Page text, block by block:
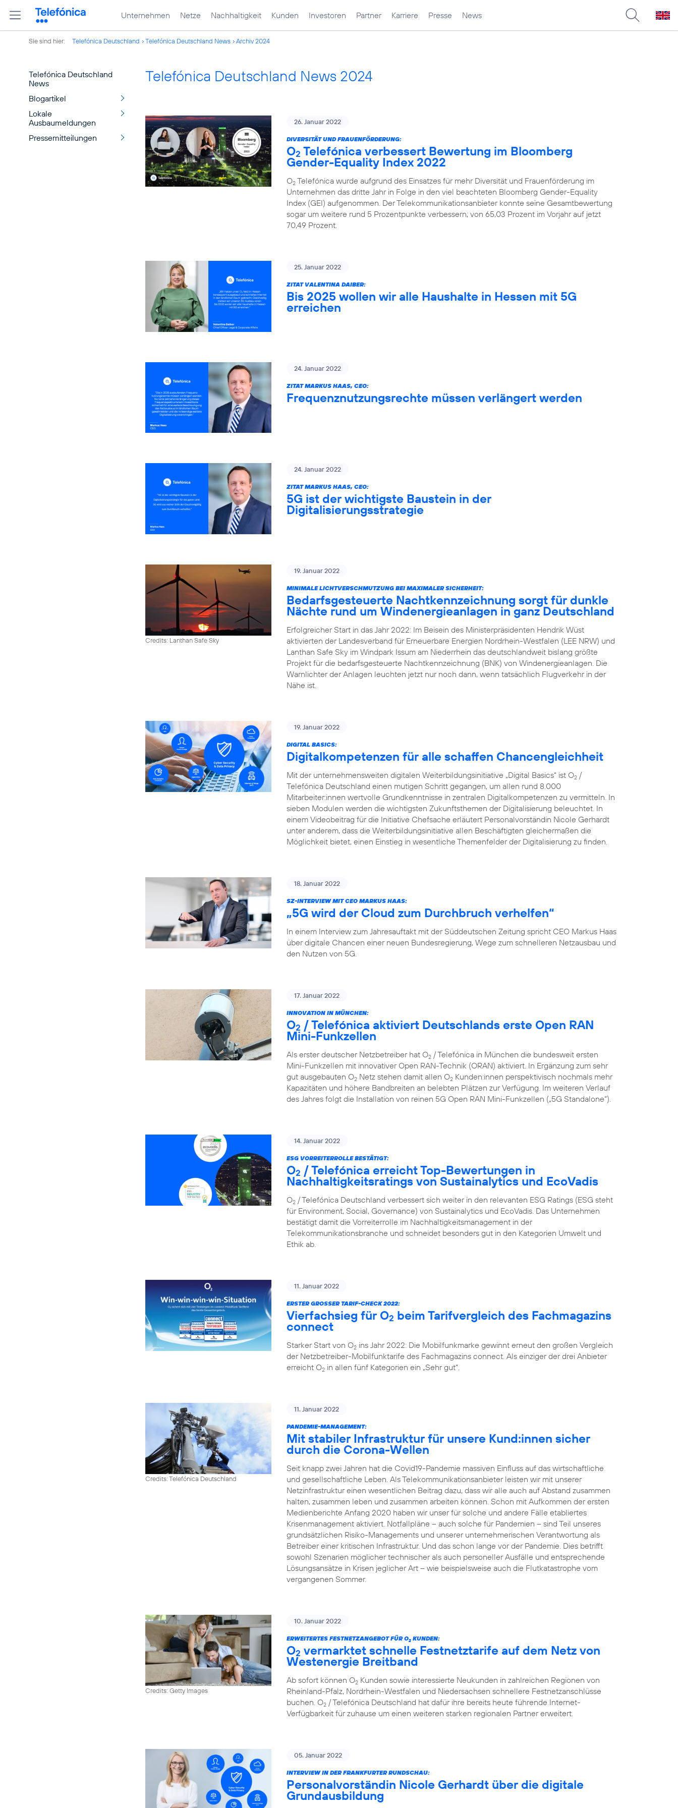
Unternehmen Netze Nachhaltigkeit Kunden Investoren Partner Karriere Presse News
Sie sind hier: Telefónica Deutschland Telefónica Deutschland News Archiv 2024
Telefónica Deutschland
News
Blogartikel
Lokale
Ausbaumeldungen
Pressemitteilungen
Telefónica Deutschland News 2024
26. Januar 2022
DIVERSITÄT UND FRAUENFÖRDERUNG:
O2 Telefónica verbessert Bewertung im Bloomberg
Gender-Equality Index 2022
O2 Telefónica wurde aufgrund des Einsatzes für mehr Diversität und Frauenförderung im
Unternehmen das dritte Jahr in Folge in den viel beachteten Bloomberg Gender-Equality
Index (GEI) aufgenommen. Der Telekommunikationsanbieter konnte seine Gesamtbewertung
sogar um weitere rund 5 Prozentpunkte verbessern; von 65,03 Prozent im Vorjahr auf jetzt
70,49 Prozent.
25. Januar 2022
ZITAT VALENTINA DAIBER:
Bis 2025 wollen wir alle Haushalte in Hessen mit 5G
erreichen
24. Januar 2022
ZITAT MARKUS HAAS, CEO:
Frequenznutzungsrechte müssen verlängert werden
24. Januar 2022
ZITAT MARKUS HAAS, CEO:
5G ist der wichtigste Baustein in der
Digitalisierungsstrategie
Credits: Lanthan Safe Sky
19. Januar 2022
MINIMALE LICHTVERSCHMUTZUNG BEI MAXIMALER SICHERHEIT:
Bedarfsgesteuerte Nachtkennzeichnung sorgt für dunkle
Nächte rund um Windenergieanlagen in ganz Deutschland
Erfolgreicher Start in das Jahr 2022: Im Beisein des Ministerpräsidenten Hendrik Wüst
aktivierten der Landesverband für Erneuerbare Energien Nordrhein-Westfalen (LEE NRW) und
Lanthan Safe Sky im Windpark Issum am Niederrhein das deutschlandweit bislang größte
Projekt für die bedarfsgesteuerte Nachtkennzeichnung (BNK) von Windenergieanlagen. Die
Warnlichter der Anlagen leuchten jetzt nur noch dann, wenn tatsächlich Flugverkehr in der
Nähe ist.
19. Januar 2022
DIGITAL BASICS:
Digitalkompetenzen für alle schaffen Chancengleichheit
Mit der unternehmensweiten digitalen Weiterbildungsinitiative „Digital Basics“ ist O2 /
Telefónica Deutschland einen mutigen Schritt gegangen, um allen rund 8.000
Mitarbeiter:innen wertvolle Grundkenntnisse in zentralen Digitalkompetenzen zu vermitteln. In
sieben Modulen werden die wichtigsten Zukunftsthemen der Digitalisierung beleuchtet. In
einem Videobeitrag für die Initiative Chefsache erläutert Personalvorständin Nicole Gerhardt
unter anderem, dass die Weiterbildungsinitiative allen Beschäftigten gleichermaßen die
Möglichkeit bietet, einen Einstieg in wesentliche Themenfelder der Digitalisierung zu finden.
18. Januar 2022
SZ-INTERVIEW MIT CEO MARKUS HAAS:
„5G wird der Cloud zum Durchbruch verhelfen“
In einem Interview zum Jahresauftakt mit der Süddeutschen Zeitung spricht CEO Markus Haas
über digitale Chancen einer neuen Bundesregierung, Wege zum schnelleren Netzausbau und
den Nutzen von 5G.
17. Januar 2022
INNOVATION IN MÜNCHEN:
O2 / Telefónica aktiviert Deutschlands erste Open RAN
Mini-Funkzellen
Als erster deutscher Netzbetreiber hat O2 / Telefónica in München die bundesweit ersten
Mini-Funkzellen mit innovativer Open RAN-Technik (ORAN) aktiviert. In Ergänzung zum sehr
gut ausgebauten O2 Netz stehen damit allen O2 Kunden:innen perspektivisch nochmals mehr
Kapazitäten und höhere Bandbreiten an belebten Plätzen zur Verfügung. Im weiteren Verlauf
des Jahres folgt die Installation von reinen 5G Open RAN Mini-Funkzellen („5G Standalone“).
14. Januar 2022
ESG VORREITERROLLE BESTÄTIGT:
O2 / Telefónica erreicht Top-Bewertungen in
Nachhaltigkeitsratings von Sustainalytics und EcoVadis
O2 / Telefónica Deutschland verbessert sich weiter in den relevanten ESG Ratings (ESG steht
für Environment, Social, Governance) von Sustainalytics und EcoVadis. Das Unternehmen
bestätigt damit die Vorreiterrolle im Nachhaltigkeitsmanagement in der
Telekommunikationsbranche und schneidet besonders gut in den Kategorien Umwelt und
Ethik ab.
11. Januar 2022
ERSTER GROSSER TARIF-CHECK 2022:
Vierfachsieg für O2 beim Tarifvergleich des Fachmagazins
connect
Starker Start von O2 ins Jahr 2022: Die Mobilfunkmarke gewinnt erneut den großen Vergleich
der Netzbetreiber-Mobilfunktarife des Fachmagazins connect. Als einziger der drei Anbieter
erreicht O2 in allen fünf Kategorien ein „Sehr gut“.
Credits: Telefónica Deutschland
11. Januar 2022
PANDEMIE-MANAGEMENT:
Mit stabiler Infrastruktur für unsere Kund:innen sicher
durch die Corona-Wellen
Seit knapp zwei Jahren hat die Covid19-Pandemie massiven Einfluss auf das wirtschaftliche
und gesellschaftliche Leben. Als Telekommunikationsanbieter leisten wir mit unserer
Netzinfrastruktur einen wesentlichen Beitrag dazu, dass wir alle auch auf Abstand zusammen
halten, zusammen leben und zusammen arbeiten können. Schon mit Aufkommen der ersten
Medienberichte Anfang 2020 haben wir unser für solche und andere Fälle etabliertes
Krisenmanagement aktiviert. Notfallpläne – auch solche für Pandemien – sind Teil unseres
grundsätzlichen Risiko-Managements und unserer unternehmerischen Verantwortung als
Betreiber einer kritischen Infrastruktur. Und das schon lange vor der Pandemie. Dies betrifft
sowohl Szenarien möglicher technischer als auch personeller Ausfälle und entsprechende
Lösungsansätze in Krisen jeglicher Art – wie beispielsweise auch die Flutkatastrophe vom
vergangenen Sommer.
Credits: Getty Images
10. Januar 2022
ERWEITERTES FESTNETZANGEBOT FÜR O2 KUNDEN:
O2 vermarktet schnelle Festnetztarife auf dem Netz von
Westenergie Breitband
Ab sofort können O2 Kunden sowie interessierte Neukunden in zahlreichen Regionen von
Rheinland-Pfalz, Nordrhein-Westfalen und Niedersachsen schnellere Festnetzanschlüsse
buchen. O2 / Telefónica Deutschland hat dafür ihre bereits heute führende Internet-
Verfügbarkeit für zuhause um einen weiteren starken regionalen Partner erweitert.
05. Januar 2022
INTERVIEW IN DER FRANKFURTER RUNDSCHAU:
Personalvorständin Nicole Gerhardt über die digitale
Grundausbildung